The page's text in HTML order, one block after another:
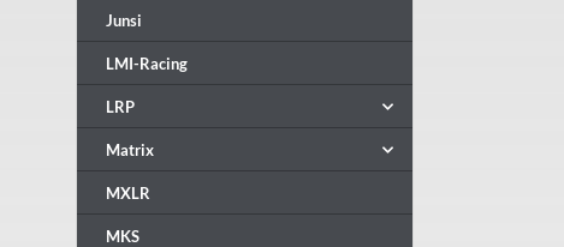
Junsi
LMI-Racing
LRP
Matrix
MXLR
MKS